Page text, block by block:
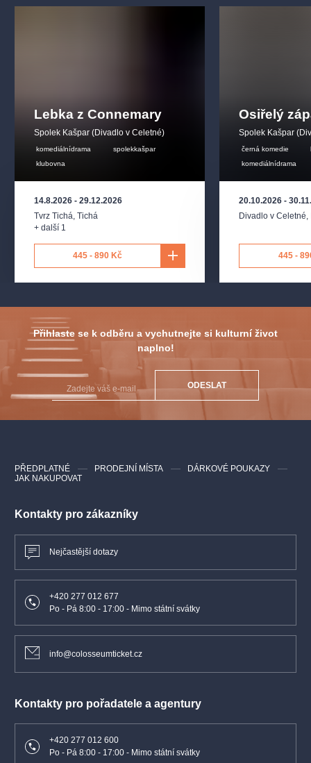
Lebka z Connemary
Spolek Kašpar (Divadlo v Celetné)
komediálnídrama
spolekkašpar
klubovna
14.8.2026 - 29.12.2026
Tvrz Tichá Tichá
+ další 1
445 - 890 Kč
Osiřelý
Spolek Kašpar
černá komedie
komediálnídrama
20.10.2026 -
Divadlo v Celetné
445 -
Přihlaste se k odběru a vychutnejte si kulturní život
naplno!
ODESLAT
Kontakty pro zákazníky
Nejčastější dotazy
+420 277 012 677
Po - Pá 8:00 - 17:00 - Mimo státní svátky
info@colosseumticket.cz
Kontakty pro pořadatele a agentury
+420 277 012 600
Po - Pá 8:00 - 17:00 - Mimo státní svátky
PŘEDPLATNÉ PRODEJNÍ MÍSTA
DÁRKOVÉ POUKAZY
JAK NAKUPOVAT